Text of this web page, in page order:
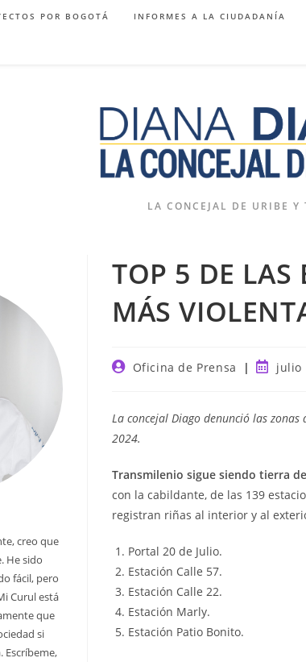
POR BOGOTÁ INFORMES A LA CIUDADANÍA
LA CONCEJAL DE URIBE Y
TOP 5 DE LAS
MÁS
Autor
entrada:
Oficina de Prensa
entrada:
julio
La concejal Diago denunció las
2024.
Transmilenio sigue siendo tierra
con la cabildante, de las 139
registran riñas al interior y al
Portal 20 de Julio.
Estación Calle 57.
Estación Calle 22.
Estación Marly.
Estación Patio Bonito.
creo que
He sido
fácil, pero
Curul está
que
si
Escríbeme,